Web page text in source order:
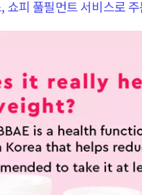
쇼피 풀필먼트 서비스로